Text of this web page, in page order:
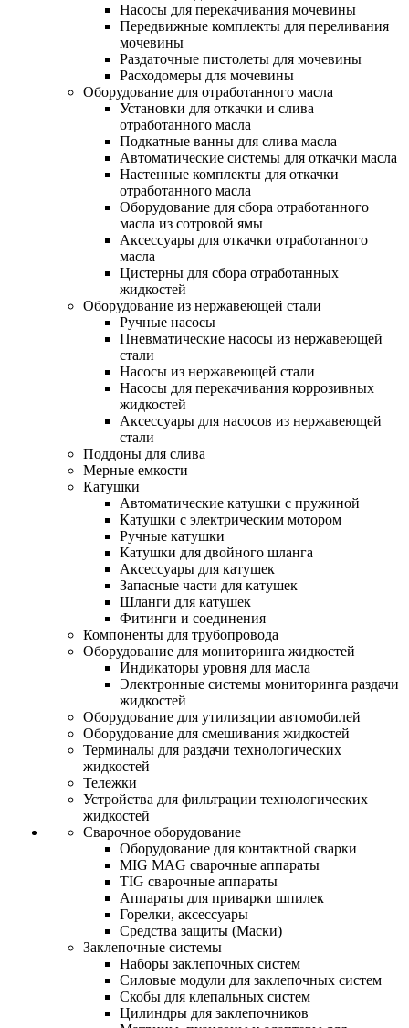
Насосы для перекачивания мочевины
Передвижные комплекты для переливания
мочевины
Раздаточные пистолеты для мочевины
Расходомеры для мочевины
Оборудование для отработанного масла
Установки для откачки и слива
отработанного масла
Подкатные ванны для слива масла
Автоматические системы для откачки масла
Настенные комплекты для откачки
отработанного масла
Оборудование для сбора отработанного
масла из сотровой ямы
Аксессуары для откачки отработанного
масла
Цистерны для сбора отработанных
жидкостей
Оборудование из нержавеющей стали
Ручные насосы
Пневматические насосы из нержавеющей
стали
Насосы из нержавеющей стали
Насосы для перекачивания коррозивных
жидкостей
Аксессуары для насосов из нержавеющей
стали
Поддоны для слива
Мерные емкости
Катушки
Автоматические катушки с пружиной
Катушки с электрическим мотором
Ручные катушки
Катушки для двойного шланга
Аксессуары для катушек
Запасные части для катушек
Шланги для катушек
Фитинги и соединения
Компоненты для трубопровода
Оборудование для мониторинга жидкостей
Индикаторы уровня для масла
Электронные системы мониторинга раздачи
жидкостей
Оборудование для утилизации автомобилей
Оборудование для смешивания жидкостей
Терминалы для раздачи технологических
жидкостей
Тележки
Устройства для фильтрации технологических
жидкостей
Сварочное оборудование
Оборудование для контактной сварки
MIG MAG сварочные аппараты
TIG сварочные аппараты
Аппараты для приварки шпилек
Горелки, аксессуары
Средства защиты (Маски)
Заклепочные системы
Наборы заклепочных систем
Силовые модули для заклепочных систем
Скобы для клепальных систем
Цилиндры для заклепочников